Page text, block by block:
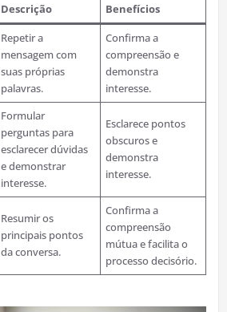
Descrição Benefícios
Repetir a
mensagem com
suas próprias
palavras.
Confirma a
compreensão e
demonstra
interesse.
Formular
perguntas para
esclarecer dúvidas
e demonstrar
interesse.
Esclarece pontos
obscuros e
demonstra
interesse.
Resumir os
principais pontos
da conversa.
Confirma a
compreensão
mútua e facilita o
processo decisório.